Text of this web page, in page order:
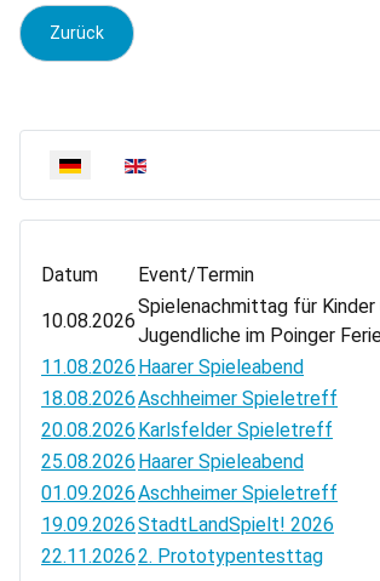
Vorheriger Beitrag: Rezi: 6 nimmt! Baron
Zurück
Sprache auswählen
Datum
Event/Termin
10.08.2026
Spielenachmittag für Kinder
Jugendliche im Poinger
11.08.2026 Haarer Spieleabend
18.08.2026Aschheimer Spieletreff
20.08.2026 Karlsfelder Spieletreff
25.08.2026 Haarer Spieleabend
01.09.2026Aschheimer Spieletreff
19.09.2026StadtLandSpielt! 2026
22.11.20262. Prototypentesttag